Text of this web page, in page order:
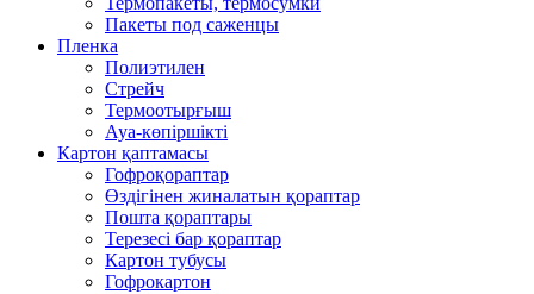
Пакеты под саженцы
Пленка
Полиэтилен
Стрейч
Термоотырғыш
Ауа-көпіршікті
Картон қаптамасы
Гофроқораптар
Өздігінен жиналатын қораптар
Пошта қораптары
Терезесі бар қораптар
Картон тубусы
Гофрокартон